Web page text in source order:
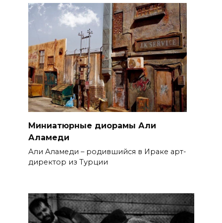
Миниатюрные диорамы Али
Аламеди
Али Аламеди – родившийся в Ираке арт-
директор из Турции